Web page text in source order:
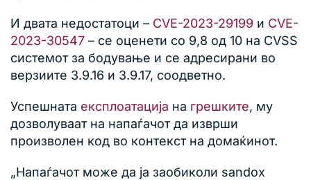
И двата недостатоци – CVE-2023-29199 и CVE-
2023-30547 – се оценети со 9,8 од 10 на CVSS
системот за бодување и се адресирани во
верзиите 3.9.16 и 3.9.17, соодветно.
Успешната експлоатација на грешките, му
дозволуваат на напаѓачот да изврши
произволен код во контекст на домаќинот.
„Напаѓачот може да ја заобиколи sandox